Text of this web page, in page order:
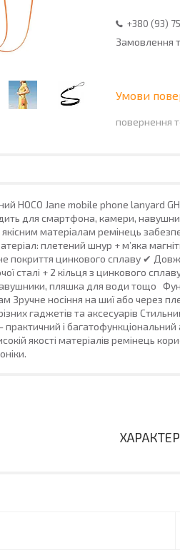
+380 (93)
Замовлення
повернення
HOCO Jane mobile phone lanyard
для смартфона, камери,
якісним матеріалам ремінець
плетений шнур + м’яка
покриття цинкового сплаву ✔
сталі + 2 кільця з цинкового
пляшка для води тощо
Зручне носіння на шиї або через
гаджетів та аксесуарів
– практичний і
якості матеріалів ремінець